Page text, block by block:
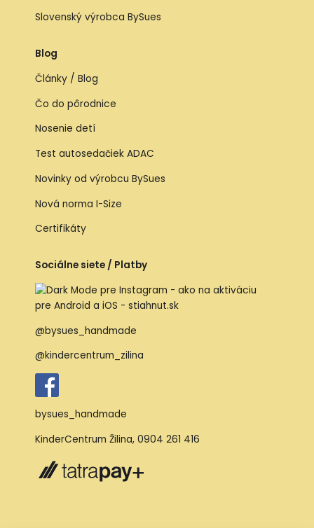
Slovenský výrobca BySues
Blog
Články / Blog
Čo do pôrodnice
Nosenie detí
Test autosedačiek ADAC
Novinky od výrobcu BySues
Nová norma I-Size
Certifikáty
Sociálne siete / Platby
@bysues_handmade
@kindercentrum_zilina
bysues_handmade
KinderCentrum Žilina, 0904 261 416